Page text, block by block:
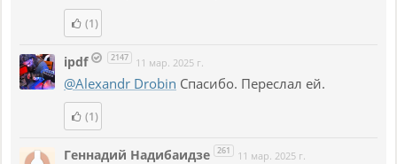
(1)
ipdf 2147 11 мар. 2025 г.
@Alexandr Drobin Спасибо. Переслал ей.
(1)
Геннадий Надибаидзе 261 11 мар. 2025 г.